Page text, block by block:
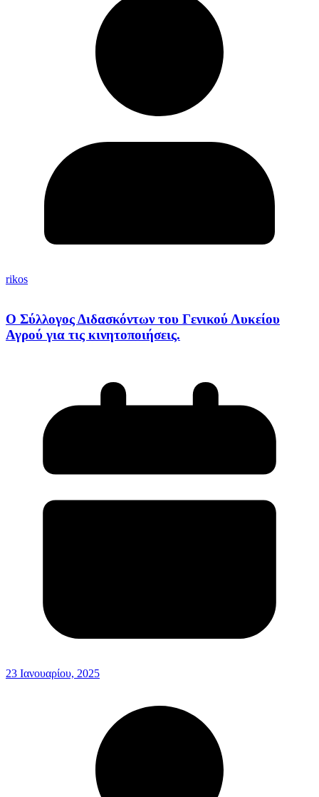
rikos
Ο Σύλλογος Διδασκόντων του Γενικού Λυκείου
Αγρού για τις κινητοποιήσεις.
23 Ιανουαρίου, 2025